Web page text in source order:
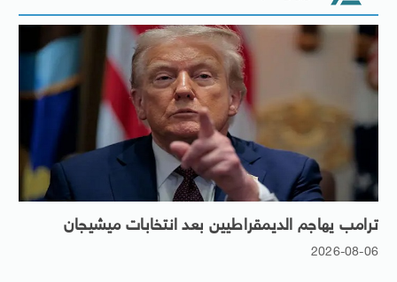
ترامب يهاجم الديمقراطيين بعد انتخابات ميشيجان
2026-08-06